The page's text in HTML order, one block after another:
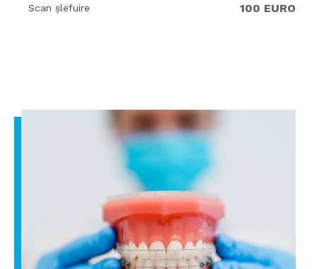
Scan șlefuire 100 EURO